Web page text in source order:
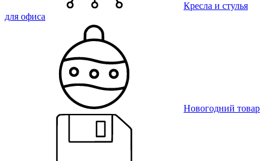
Кресла и стулья
для офиса
Новогодний товар